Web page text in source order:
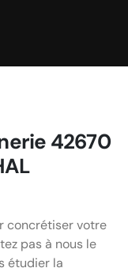
42670
concrétiser votre
pas à nous le
étudier la